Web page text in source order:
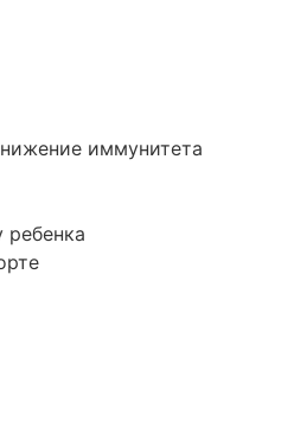
иммунитета
ребенка